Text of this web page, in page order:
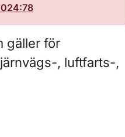
gäller för
, luftfarts-,